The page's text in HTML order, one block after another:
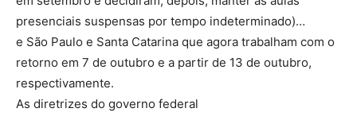
presenciais suspensas por tempo indeterminado)…
e São Paulo e Santa Catarina que agora trabalham com o
retorno em 7 de outubro e a partir de 13 de outubro,
respectivamente.
As diretrizes do governo federal